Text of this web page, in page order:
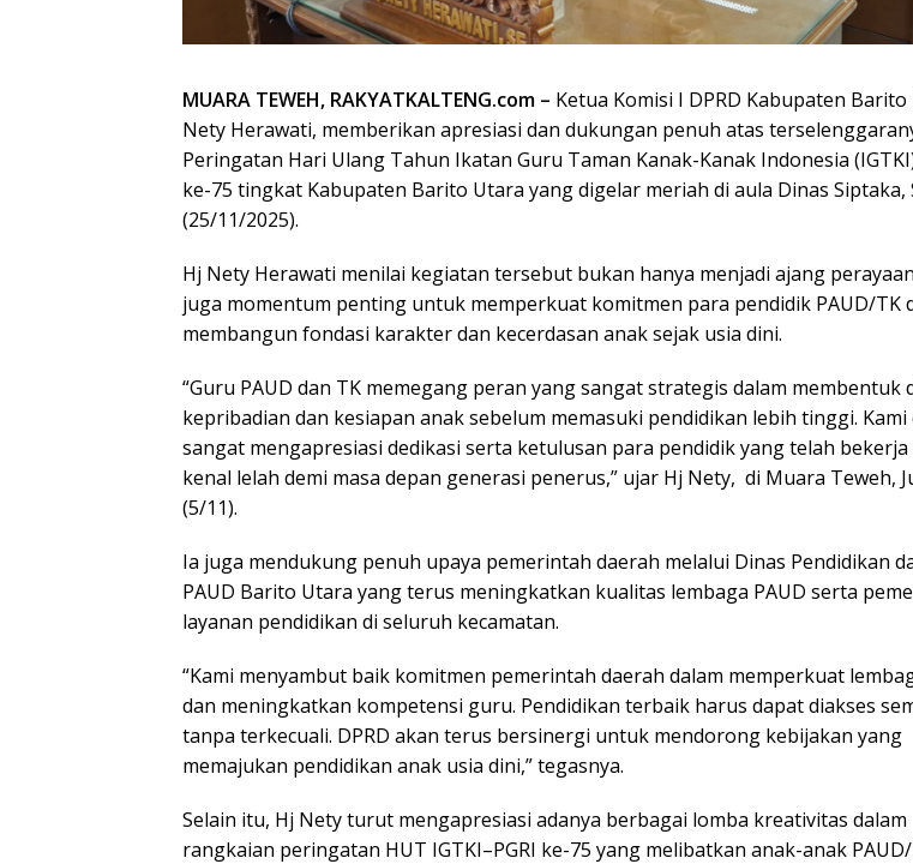
MUARA TEWEH, RAKYATKALTENG.com – Ketua Komisi I DPRD Kabupaten Barito
Nety Herawati, memberikan apresiasi dan dukungan penuh atas
Peringatan Hari Ulang Tahun Ikatan Guru Taman Kanak-Kanak Indonesia
ke-75 tingkat Kabupaten Barito Utara yang digelar meriah di aula Dinas Siptaka,
(25/11/2025).
Hj Nety Herawati menilai kegiatan tersebut bukan hanya menjadi ajang
juga momentum penting untuk memperkuat komitmen para pendidik PAUD/TK
membangun fondasi karakter dan kecerdasan anak sejak usia dini.
“Guru PAUD dan TK memegang peran yang sangat strategis dalam membentuk
kepribadian dan kesiapan anak sebelum memasuki pendidikan lebih tinggi. Kami
sangat mengapresiasi dedikasi serta ketulusan para pendidik yang telah
kenal lelah demi masa depan generasi penerus,” ujar Hj Nety, di Muara Teweh,
(5/11).
Ia juga mendukung penuh upaya pemerintah daerah melalui Dinas Pendidikan
PAUD Barito Utara yang terus meningkatkan kualitas lembaga PAUD serta
layanan pendidikan di seluruh kecamatan.
“Kami menyambut baik komitmen pemerintah daerah dalam memperkuat
dan meningkatkan kompetensi guru. Pendidikan terbaik harus dapat diakses
tanpa terkecuali. DPRD akan terus bersinergi untuk mendorong kebijakan yang
memajukan pendidikan anak usia dini,” tegasnya.
Selain itu, Hj Nety turut mengapresiasi adanya berbagai lomba kreativitas dalam
rangkaian peringatan HUT IGTKI–PGRI ke-75 yang melibatkan anak-anak